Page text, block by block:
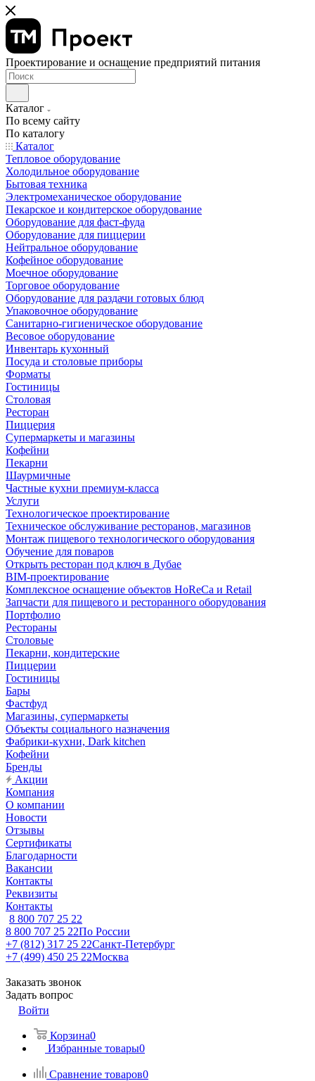
Проектирование и оснащение предприятий питания
Каталог
По всему сайту
По каталогу
Каталог
Тепловое оборудование
Холодильное оборудование
Бытовая техника
Электромеханическое оборудование
Пекарское и кондитерское оборудование
Оборудование для фаст-фуда
Оборудование для пиццерии
Нейтральное оборудование
Кофейное оборудование
Моечное оборудование
Торговое оборудование
Оборудование для раздачи готовых блюд
Упаковочное оборудование
Санитарно-гигиеническое оборудование
Весовое оборудование
Инвентарь кухонный
Посуда и столовые приборы
Форматы
Гостиницы
Столовая
Ресторан
Пиццерия
Супермаркеты и магазины
Кофейни
Пекарни
Шаурмичные
Частные кухни премиум-класса
Услуги
Технологическое проектирование
Техническое обслуживание ресторанов, магазинов
Монтаж пищевого технологического оборудования
Обучение для поваров
Открыть ресторан под ключ в Дубае
BIM-проектирование
Комплексное оснащение объектов HoReCa и Retail
Запчасти для пищевого и ресторанного оборудования
Портфолио
Рестораны
Столовые
Пекарни, кондитерские
Пиццерии
Гостиницы
Бары
Фастфуд
Магазины, супермаркеты
Объекты социального назначения
Фабрики-кухни, Dark kitchen
Кофейни
Бренды
Акции
Компания
О компании
Новости
Отзывы
Сертификаты
Благодарности
Вакансии
Контакты
Реквизиты
Контакты
8 800 707 25 22
8 800 707 25 22По России
+7 (812) 317 25 22Санкт-Петербург
+7 (499) 450 25 22Москва
Заказать звонок
Задать вопрос
Войти
Корзина0
Избранные товары0
Сравнение товаров0